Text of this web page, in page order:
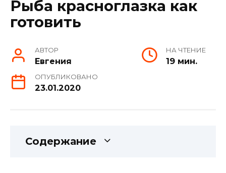
Рыба красноглазка как
готовить
АВТОР
Евгения
НА ЧТЕНИЕ
19 мин.
ОПУБЛИКОВАНО
23.01.2020
Содержание